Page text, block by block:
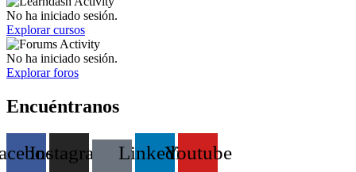
No ha iniciado sesión.
Explorar cursos
No ha iniciado sesión.
Explorar foros
Encuéntranos
Instagram LinkedinYoutube